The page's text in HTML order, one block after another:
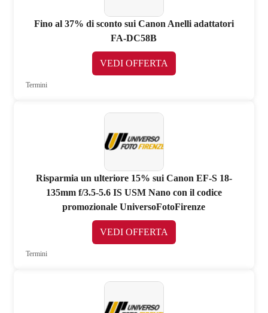
Fino al 37% di sconto sui Canon Anelli adattatori
FA-DC58B
VEDI OFFERTA
Termini
Risparmia un ulteriore 15% sui Canon EF-S 18-
135mm f/3.5-5.6 IS USM Nano con il codice
promozionale UniversoFotoFirenze
VEDI OFFERTA
Termini